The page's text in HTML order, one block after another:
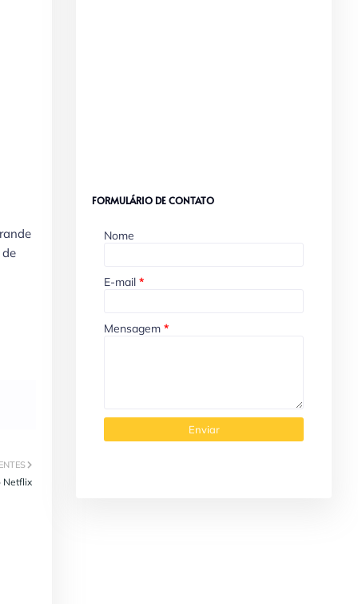
Netflix
FORMULÁRIO DE CONTATO
Nome
E-mail *
Mensagem *